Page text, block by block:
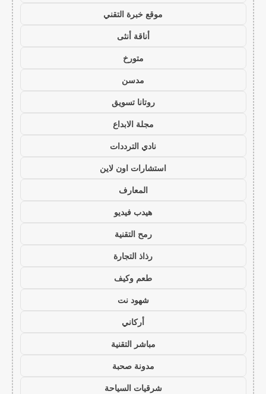
موقع خبرة التقني
أناقة أنثى
متورخ
مدسن
روتانا تسويق
مجلة الابداع
نادي الترددات
استشارات اون لاين
المعارف
هيدب فيديو
رمح التقنية
رذاذ التجارة
طعم وكيف
شهود نت
أركاني
مباشر التقنية
مدونة صحبة
شرقيات السياحة